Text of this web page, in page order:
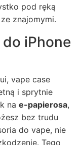
pod ręką
znajomymi.
do iPhone
vape case
i sprytnie
na e-papierosa,
bez trudu
do vape, nie
Tego